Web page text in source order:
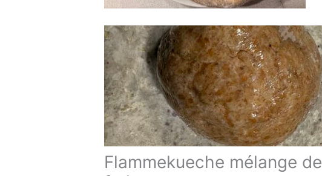
Flammekueche mélange de